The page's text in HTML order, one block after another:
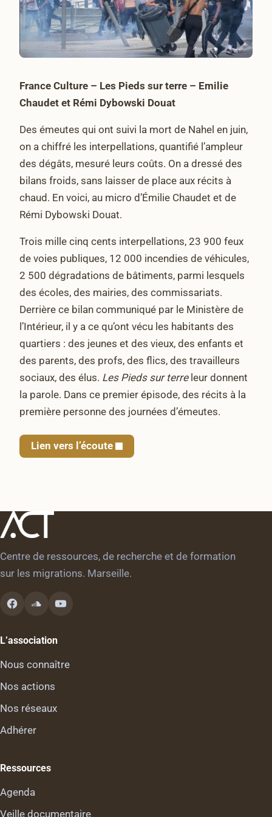
France Culture – Les Pieds sur terre – Emilie
Chaudet et Rémi Dybowski Douat
Des émeutes qui ont suivi la mort de Nahel en juin,
on a chiffré les interpellations, quantifié l’ampleur
des dégâts, mesuré leurs coûts. On a dressé des
bilans froids, sans laisser de place aux récits à
chaud. En voici, au micro d’Émilie Chaudet et de
Rémi Dybowski Douat.
Trois mille cinq cents interpellations, 23 900 feux
de voies publiques, 12 000 incendies de véhicules,
2 500 dégradations de bâtiments, parmi lesquels
des écoles, des mairies, des commissariats.
Derrière ce bilan communiqué par le Ministère de
l’Intérieur, il y a ce qu’ont vécu les habitants des
quartiers : des jeunes et des vieux, des enfants et
des parents, des profs, des flics, des travailleurs
sociaux, des élus. Les Pieds sur terreleur donnent
la parole. Dans ce premier épisode, des récits à la
première personne des journées d’émeutes.
Lien vers l’écoute
Centre de ressources, de recherche et de formation
sur les migrations. Marseille.
L’association
Nous connaître
Nos actions
Nos réseaux
Adhérer
Ressources
Agenda
Veille documentaire